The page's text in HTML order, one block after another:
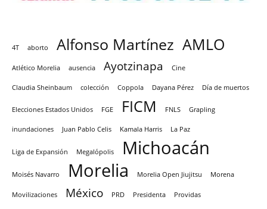
4T aborto Alfonso Martínez AMLO
Atlético Morelia ausencia Ayotzinapa Cine
Claudia Sheinbaum colección Coppola Dayana Pérez Día de muertos
Elecciones Estados Unidos FGE FICM FNLS Grapling
inundaciones Juan Pablo Celis Kamala Harris La Paz
Liga de Expansión Megalópolis Michoacán
Moisés Navarro Morelia Morelia Open Jiujitsu Morena
Movilizaciones México PRD Presidenta Providas